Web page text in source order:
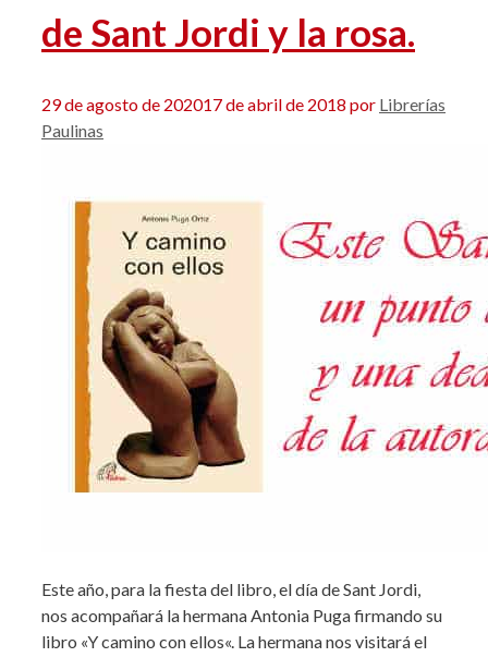
de Sant Jordi y la rosa.
29 de agosto de 202017 de abril de 2018 por Librerías
Paulinas
Este año, para la fiesta del libro, el día de Sant Jordi,
nos acompañará la hermana Antonia Puga firmando su
libro «Y camino con ellos«. La hermana nos visitará el